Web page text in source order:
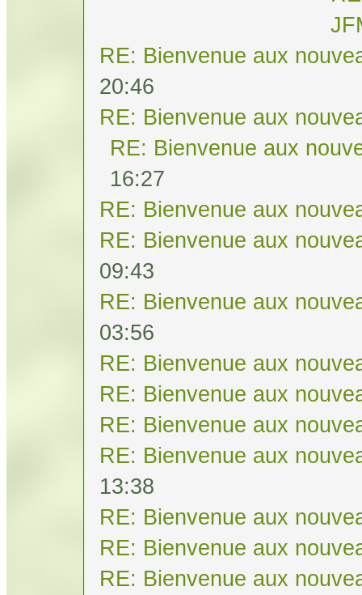
RE: Bienvenue aux
20:46
RE: Bienvenue aux
RE: Bienvenue aux
16:27
RE: Bienvenue aux
RE: Bienvenue aux
09:43
RE: Bienvenue aux
03:56
RE: Bienvenue aux
RE: Bienvenue aux
RE: Bienvenue aux
RE: Bienvenue aux
13:38
RE: Bienvenue aux
RE: Bienvenue aux
RE: Bienvenue aux